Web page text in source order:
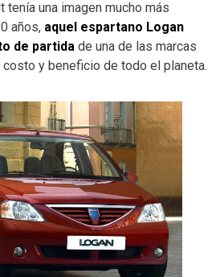
tenía una imagen mucho más
años, aquel espartano Logan
de partidade una de las marcas
y beneficio de todo el planeta.